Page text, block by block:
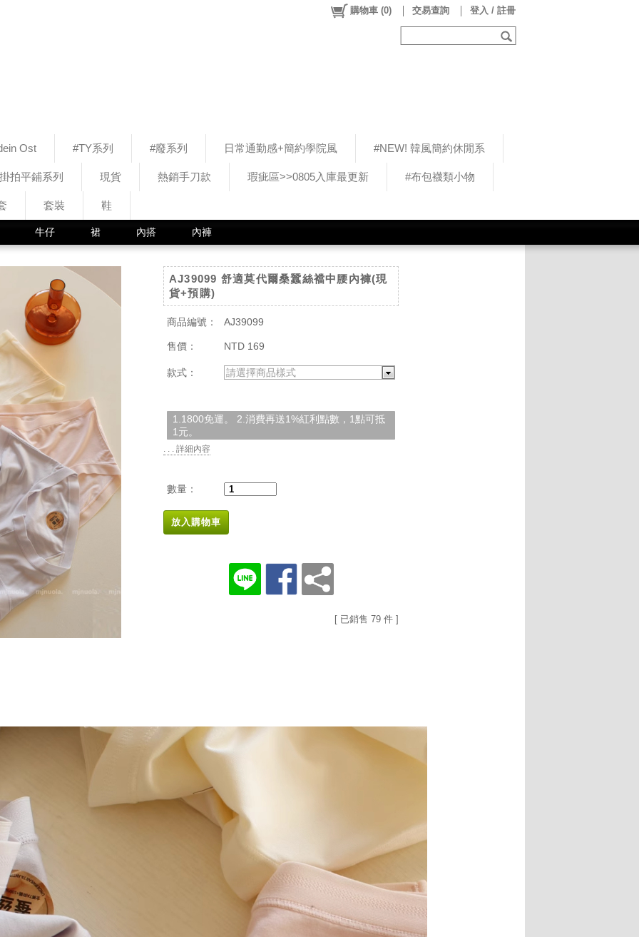
Ost #TY系列 #廢系列 日常通勤感+簡約學院風 #NEW! 韓風簡約休閒系
拍平鋪系列 現貨 熱銷手刀款 瑕疵區>>0805入庫最更新 #布包襪類小物
套裝 鞋
購物車 (0) 交易查詢 登入 / 註冊
牛仔 裙 內搭 內褲
AJ39099 舒適莫代爾桑蠶絲襠中腰內褲(現
貨+預購)
商品編號： AJ39099
售價： NTD 169
款式： 請選擇商品樣式
1.1800免運。 2.消費再送1%紅利點數，1點可抵
1元。
. . . 詳細內容
數量：
放入購物車
[ 已銷售 79 件 ]